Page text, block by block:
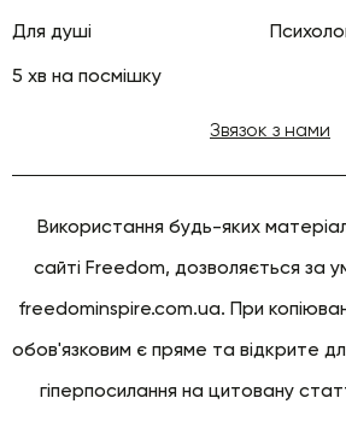
Для душі
5 хв на посмішку
Звязок з нами
Використання будь-яких
сайті Freedom, дозволяється за
freedominspire.com.ua. При
обов'язковим є пряме та відкрите
гіперпосилання на цитовану